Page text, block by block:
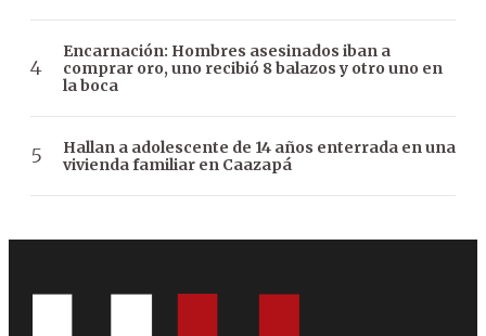
Encarnación: Hombres asesinados iban a
comprar oro, uno recibió 8 balazos y otro uno en
la boca
Hallan a adolescente de 14 años enterrada en una
vivienda familiar en Caazapá